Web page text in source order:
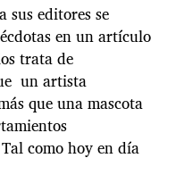
sus editores se
en un artículo
trata de
un artista
que una mascota
como hoy en día